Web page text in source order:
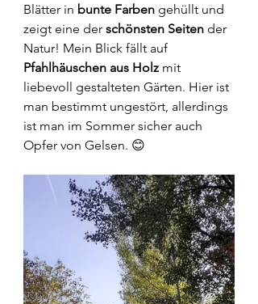
Blätter in bunte Farben gehüllt und
zeigt eine der schönsten Seiten der
Natur! Mein Blick fällt auf
Pfahlhäuschen aus Holz mit
liebevoll gestalteten Gärten. Hier ist
man bestimmt ungestört, allerdings
ist man im Sommer sicher auch
Opfer von Gelsen. 😊